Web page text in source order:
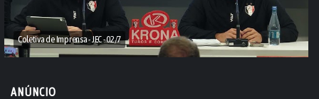
Coletiva de Imprensa - JEC - 02/7
ANÚNCIO